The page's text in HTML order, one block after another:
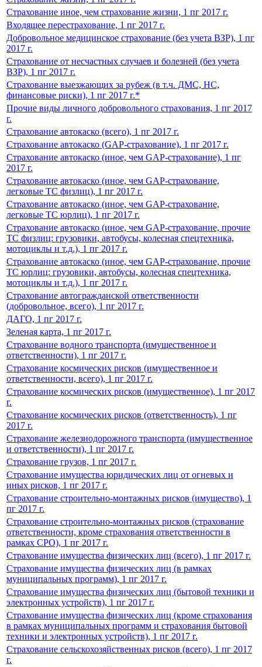
Страхование иное, чем страхование жизни, 1 пг 2017 г.
Входящее перестрахование, 1 пг 2017 г.
Добровольное медицинское страхование (без учета ВЗР), 1 пг
2017 г.
Страхование от несчастных случаев и болезней (без учета
ВЗР), 1 пг 2017 г.
Страхование выезжающих за рубеж (в т.ч. ДМС, НС,
финансовые риски), 1 пг 2017 г.*
Прочие виды личного добровольного страхования, 1 пг 2017
г.
Страхование автокаско (всего), 1 пг 2017 г.
Страхование автокаско (GAP-страхование), 1 пг 2017 г.
Страхование автокаско (иное, чем GAP-страхование), 1 пг
2017 г.
Страхование автокаско (иное, чем GAP-страхование,
легковые ТС физлиц), 1 пг 2017 г.
Страхование автокаско (иное, чем GAP-страхование,
легковые ТС юрлиц), 1 пг 2017 г.
Страхование автокаско (иное, чем GAP-страхование, прочие
ТС физлиц: грузовики, автобусы, колесная спецтехника,
мотоциклы и т.д.), 1 пг 2017 г.
Страхование автокаско (иное, чем GAP-страхование, прочие
ТС юрлиц: грузовики, автобусы, колесная спецтехника,
мотоциклы и т.д.), 1 пг 2017 г.
Страхование автогражданской ответственности
(добровольное, всего), 1 пг 2017 г.
ДАГО, 1 пг 2017 г.
Зеленая карта, 1 пг 2017 г.
Страхование водного транспорта (имущественное и
ответственности), 1 пг 2017 г.
Страхование космических рисков (имущественное и
ответственности, всего), 1 пг 2017 г.
Страхование космических рисков (имущественное), 1 пг 2017
г.
Страхование космических рисков (ответственность), 1 пг
2017 г.
Страхование железнодорожного транспорта (имущественное
и ответственности), 1 пг 2017 г.
Страхование грузов, 1 пг 2017 г.
Страхование имущества юридических лиц от огневых и
иных рисков, 1 пг 2017 г.
Страхование строительно-монтажных рисков (имущество), 1
пг 2017 г.
Страхование строительно-монтажных рисков (страхование
ответственности, кроме страхования ответственности в
рамках СРО), 1 пг 2017 г.
Страхование имущества физических лиц (всего), 1 пг 2017 г.
Страхование имущества физических лиц (в рамках
муниципальных программ), 1 пг 2017 г.
Страхование имущества физических лиц (бытовой техники и
электронных устройств), 1 пг 2017 г.
Страхование имущества физических лиц (кроме страхования
в рамках муниципальных программ и страхования бытовой
техники и электронных устройств), 1 пг 2017 г.
Страхование сельскохозяйственных рисков (всего), 1 пг 2017
г.